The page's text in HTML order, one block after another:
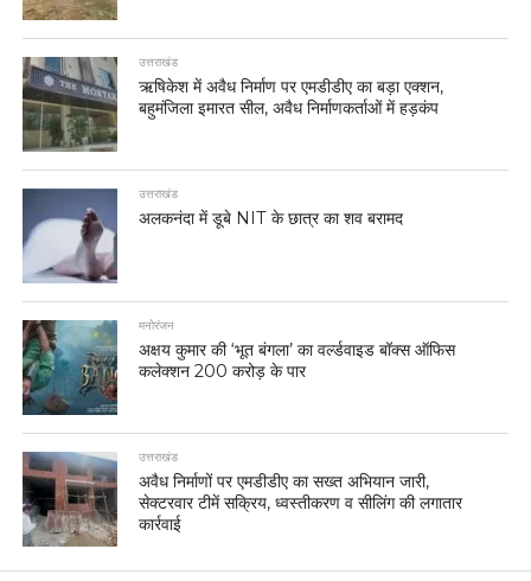
उत्तराखंड
ऋषिकेश में अवैध निर्माण पर एमडीडीए का बड़ा एक्शन,
बहुमंजिला इमारत सील, अवैध निर्माणकर्ताओं में हड़कंप
उत्तराखंड
अलकनंदा में डूबे NIT के छात्र का शव बरामद
मनोरंजन
अक्षय कुमार की ‘भूत बंगला’ का वर्ल्डवाइड बॉक्स ऑफिस
कलेक्शन 200 करोड़ के पार
उत्तराखंड
अवैध निर्माणों पर एमडीडीए का सख्त अभियान जारी,
सेक्टरवार टीमें सक्रिय, ध्वस्तीकरण व सीलिंग की लगातार
कार्रवाई